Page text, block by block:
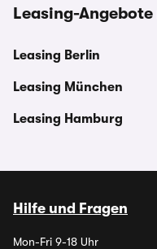
Leasing-
Leasing Berlin
Leasing München
Leasing Hamburg
Hilfe und Fragen
Mon-Fri 9-18 Uhr